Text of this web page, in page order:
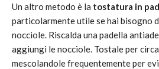
Un altro metodo è la tostatura in
particolarmente utile se hai bisogno
nocciole. Riscalda una padella
aggiungi le nocciole. Tostale per
mescolandole frequentemente per